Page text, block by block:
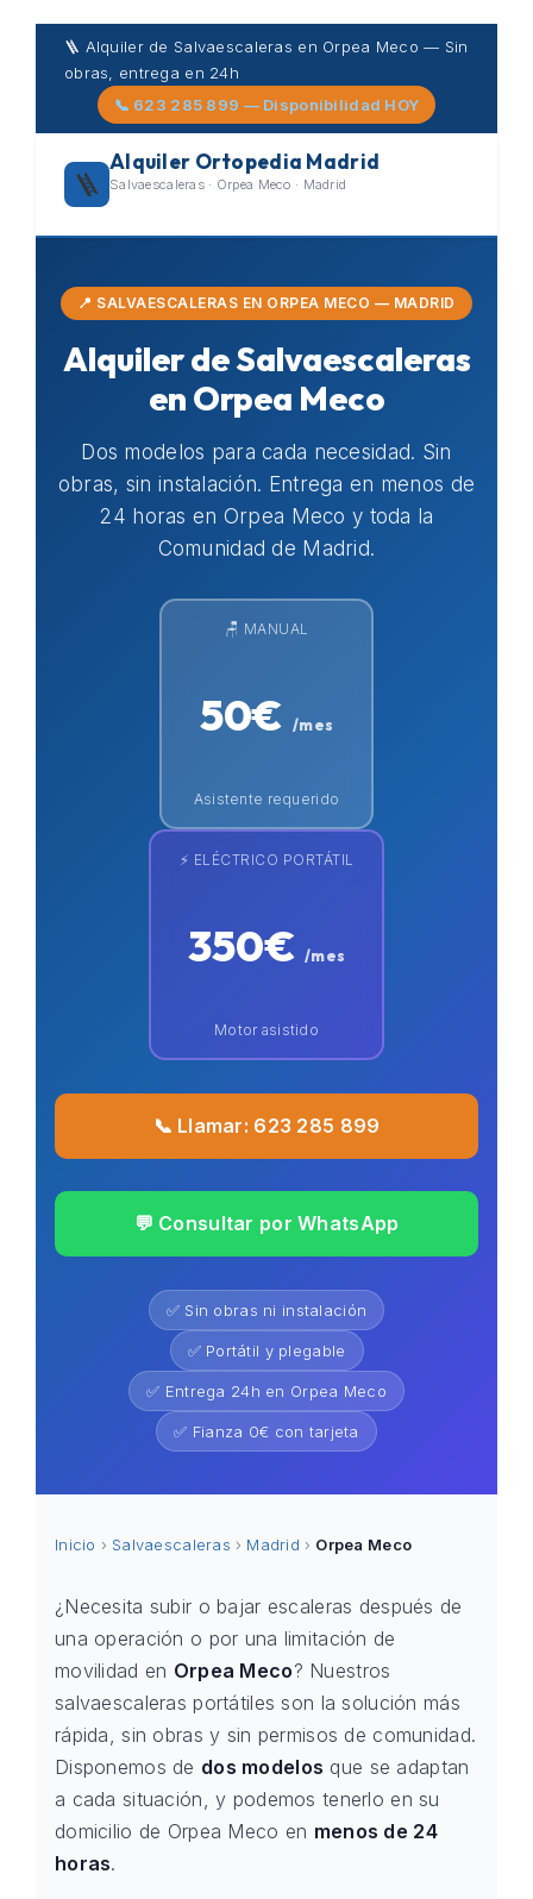
Skip
🪜 Alquiler de Salvaescaleras en Orpea Meco — Sin
obras, entrega en 24h
📞 623 285 899 — Disponibilidad HOY
🪜
Alquiler Ortopedia Madrid
Salvaescaleras · Orpea Meco · Madrid
📍 SALVAESCALERAS EN ORPEA MECO — MADRID
Alquiler de Salvaescaleras
en Orpea Meco
Dos modelos para cada necesidad. Sin
obras, sin instalación. Entrega en menos de
24 horas en Orpea Meco y toda la
Comunidad de Madrid.
🪑 MANUAL
50€ /mes
Asistente requerido
⚡ ELÉCTRICO PORTÁTIL
350€/mes
Motor asistido
📞 Llamar: 623 285 899
💬 Consultar por WhatsApp
✅ Sin obras ni instalación
✅ Portátil y plegable
✅ Entrega 24h en Orpea Meco
✅ Fianza 0€ con tarjeta
Inicio › Salvaescaleras › Madrid › Orpea Meco
¿Necesita subir o bajar escaleras después de
una operación o por una limitación de
movilidad en Orpea Meco? Nuestros
salvaescaleras portátiles son la solución más
rápida, sin obras y sin permisos de comunidad.
Disponemos de dos modelos que se adaptan
a cada situación, y podemos tenerlo en su
domicilio de Orpea Meco en menos de 24
horas.